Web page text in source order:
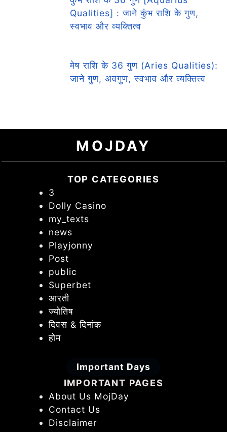
Qualities] : जाने कुंभ राशि के गुण,
स्वभाव और व्यक्तित्व
मेष राशि के 36 गुण (Aries Qualities):
जाने गुण, अवगुण, स्वभाव और व्यक्तित्व
MOJDAY
TOP CATEGORIES
3
Dolly Casino
my_texts
news
Playjonny
Post
public
Superbet
आरती
ज्योतिष
दिवस & दिनांक
होम
Important Days
IMPORTANT PAGES
About Us MojDay
Contact Us
Disclaimer